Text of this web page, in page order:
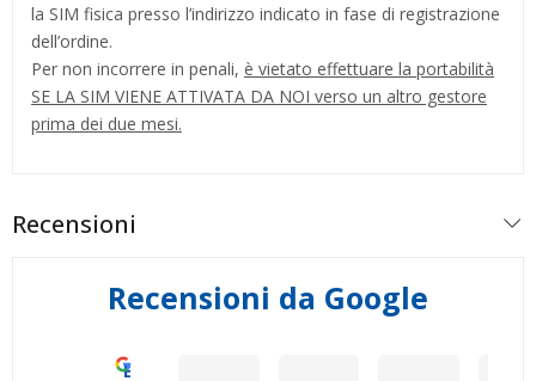
la SIM fisica presso l’indirizzo indicato in fase di registrazione
dell’ordine.
Per non incorrere in penali, è vietato effettuare la portabilità
SE LA SIM VIENE ATTIVATA DA NOI verso un altro gestore
prima dei due mesi.
Recensioni
Recensioni da Google
Eccellente